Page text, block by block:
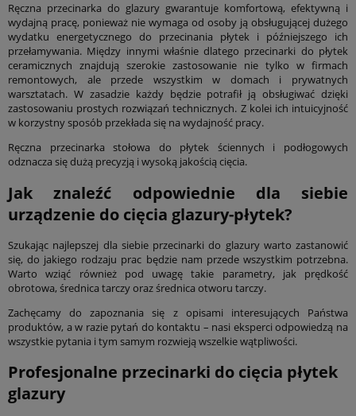
Ręczna przecinarka do glazury gwarantuje komfortową, efektywną i
wydajną pracę, ponieważ nie wymaga od osoby ją obsługującej dużego
wydatku energetycznego do przecinania płytek i późniejszego ich
przełamywania. Między innymi właśnie dlatego przecinarki do płytek
ceramicznych znajdują szerokie zastosowanie nie tylko w firmach
remontowych, ale przede wszystkim w domach i prywatnych
warsztatach. W zasadzie każdy będzie potrafił ją obsługiwać dzięki
zastosowaniu prostych rozwiązań technicznych. Z kolei ich intuicyjność
w korzystny sposób przekłada się na wydajność pracy.
Ręczna przecinarka stołowa do płytek ściennych i podłogowych
odznacza się dużą precyzją i wysoką jakością cięcia.
Jak znaleźć odpowiednie dla siebie
urządzenie do cięcia glazury-płytek?
Szukając najlepszej dla siebie przecinarki do glazury warto zastanowić
się, do jakiego rodzaju prac będzie nam przede wszystkim potrzebna.
Warto wziąć również pod uwagę takie parametry, jak prędkość
obrotowa, średnica tarczy oraz średnica otworu tarczy.
Zachęcamy do zapoznania się z opisami interesujących Państwa
produktów, a w razie pytań do kontaktu – nasi eksperci odpowiedzą na
wszystkie pytania i tym samym rozwieją wszelkie wątpliwości.
Profesjonalne przecinarki do cięcia płytek
glazury